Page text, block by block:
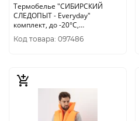
Термобелье "CИБИРСКИЙ
СЛЕДОПЫТ - Everyday"
комплект, до -20°С,
двухслойное, р.58
Код товара: 097486